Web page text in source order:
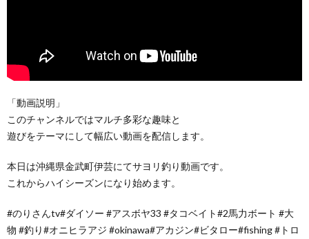
「動画説明」
このチャンネルではマルチ多彩な趣味と
遊びをテーマにして幅広い動画を配信します。
本日は沖縄県金武町伊芸にてサヨリ釣り動画です。
これからハイシーズンになり始めます。
#のりさんtv#ダイソー #アスボヤ33 #タコベイト#2馬力ボート #大
物 #釣り#オニヒラアジ #okinawa#アカジン#ビタロー#fishing #トロ